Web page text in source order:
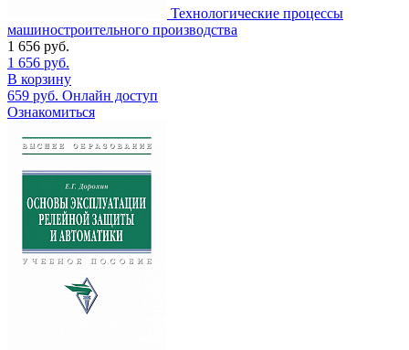
Технологические процессы
машиностроительного производства
1 656 руб.
1 656 руб.
В корзину
659 руб. Онлайн доступ
Ознакомиться